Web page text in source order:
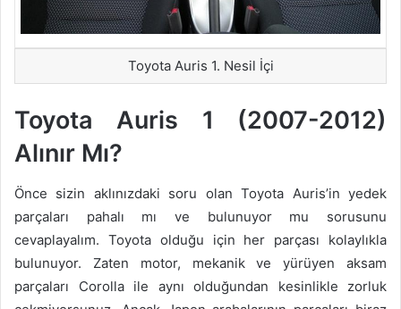
Toyota Auris 1. Nesil İçi
Toyota Auris 1 (2007-2012)
Alınır Mı?
Önce sizin aklınızdaki soru olan Toyota Auris’in yedek
parçaları pahalı mı ve bulunuyor mu sorusunu
cevaplayalım. Toyota olduğu için her parçası kolaylıkla
bulunuyor. Zaten motor, mekanik ve yürüyen aksam
parçaları Corolla ile aynı olduğundan kesinlikle zorluk